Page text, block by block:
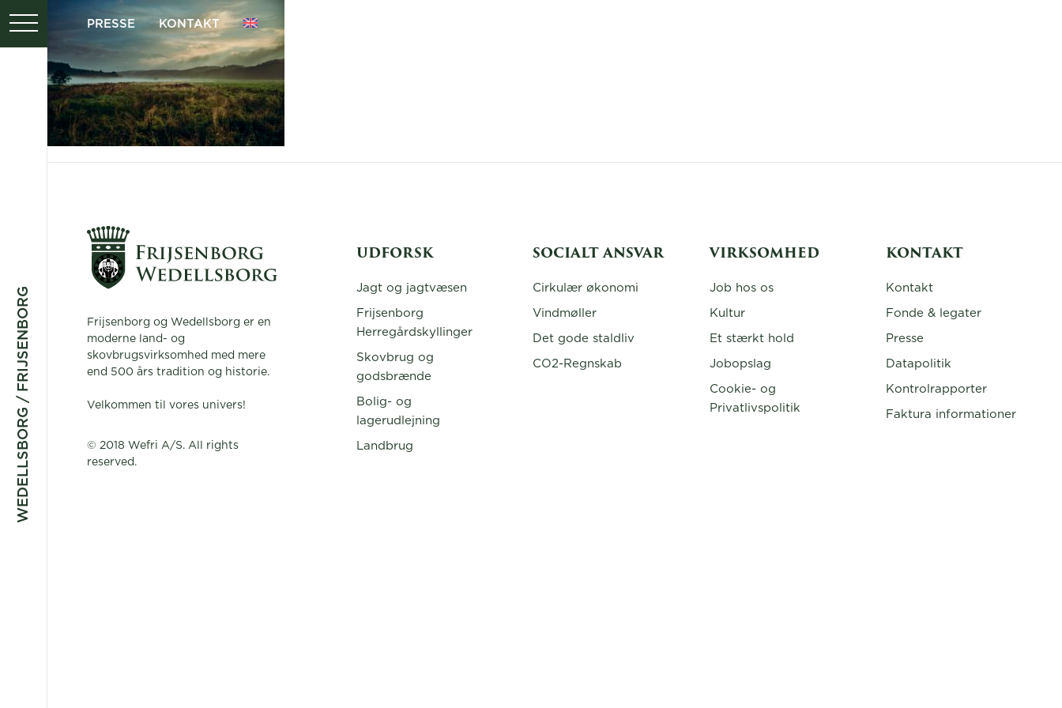
WEDELLSBORG / FRIJSENBORG
PRESSE KONTAKT
Frijsenborg og Wedellsborg er en
moderne land- og
skovbrugsvirksomhed med mere
end 500 års tradition og historie.
Velkommen til vores univers!
© 2018 Wefri A/S. All rights
reserved.
UDFORSK
Jagt og jagtvæsen
Frijsenborg
Herregårdskyllinger
Skovbrug og
godsbrænde
Bolig- og
lagerudlejning
Landbrug
SOCIALT ANSVAR
Cirkulær økonomi
Vindmøller
Det gode staldliv
CO2-Regnskab
VIRKSOMHED
Job hos os
Kultur
Et stærkt hold
Jobopslag
Cookie- og
Privatlivspolitik
KONTAKT
Kontakt
Fonde & legater
Presse
Datapolitik
Kontrolrapporter
Faktura informationer